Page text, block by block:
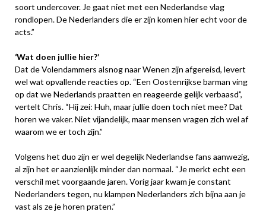
soort undercover. Je gaat niet met een Nederlandse vlag
rondlopen. De Nederlanders die er zijn komen hier echt voor de
acts.”
‘Wat doen jullie hier?’
Dat de Volendammers alsnog naar Wenen zijn afgereisd, levert
wel wat opvallende reacties op. “Een Oostenrijkse barman ving
op dat we Nederlands praatten en reageerde gelijk verbaasd”,
vertelt Chris. “Hij zei: Huh, maar jullie doen toch niet mee? Dat
horen we vaker. Niet vijandelijk, maar mensen vragen zich wel af
waarom we er toch zijn.”
Volgens het duo zijn er wel degelijk Nederlandse fans aanwezig,
al zijn het er aanzienlijk minder dan normaal. “Je merkt echt een
verschil met voorgaande jaren. Vorig jaar kwam je constant
Nederlanders tegen, nu klampen Nederlanders zich bijna aan je
vast als ze je horen praten.”